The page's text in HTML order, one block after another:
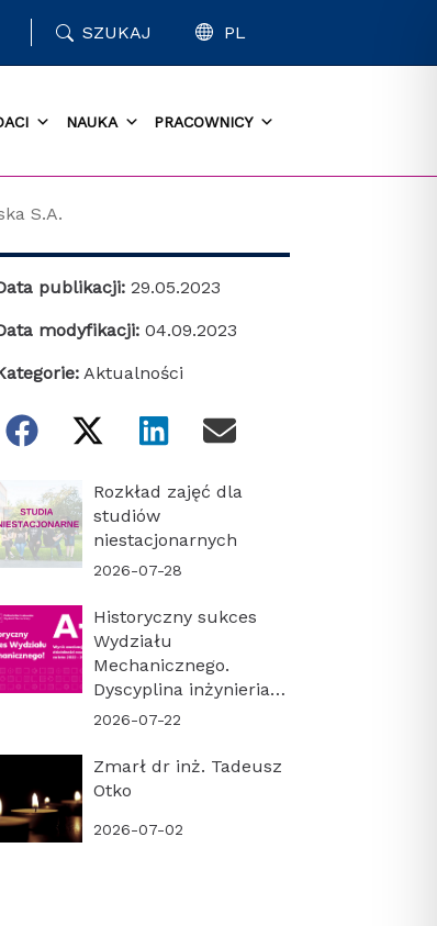
SZUKAJ PL
NAUKA PRACOWNICY
S.A.
publikacji: 29.05.2023
modyfikacji: 04.09.2023
Aktualności
Rozkład zajęć dla
studiów
niestacjonarnych
2026-07-28
Historyczny sukces
Wydziału
Mechanicznego.
Dyscyplina inżynieria
mechaniczna z
naukową A+!
2026-07-22
Zmarł dr inż. Tadeusz
Otko
2026-07-02